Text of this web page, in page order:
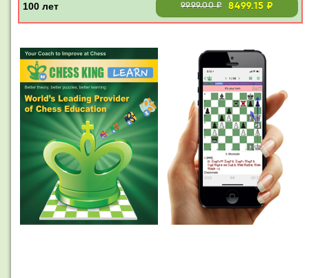
9999.00 ₽ 8499.15 ₽